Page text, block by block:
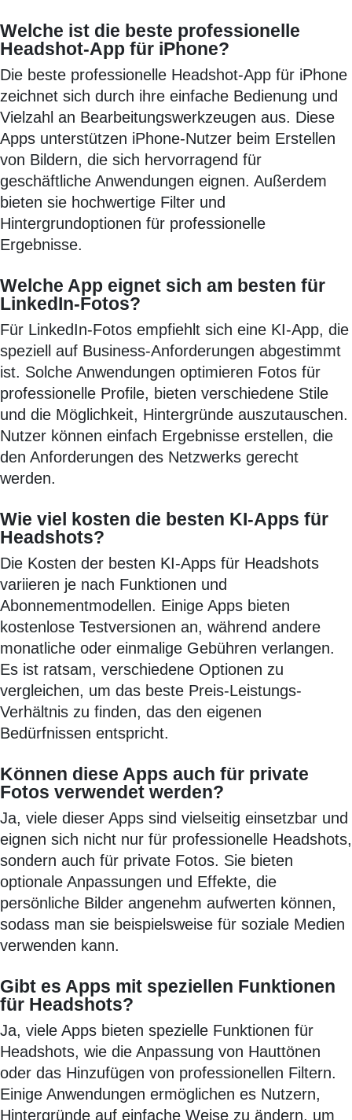
Welche ist die beste professionelle
Headshot-App für iPhone?
Die beste professionelle Headshot-App für iPhone
zeichnet sich durch ihre einfache Bedienung und
Vielzahl an Bearbeitungswerkzeugen aus. Diese
Apps unterstützen iPhone-Nutzer beim Erstellen
von Bildern, die sich hervorragend für
geschäftliche Anwendungen eignen. Außerdem
bieten sie hochwertige Filter und
Hintergrundoptionen für professionelle
Ergebnisse.
Welche App eignet sich am besten für
LinkedIn-Fotos?
Für LinkedIn-Fotos empfiehlt sich eine KI-App, die
speziell auf Business-Anforderungen abgestimmt
ist. Solche Anwendungen optimieren Fotos für
professionelle Profile, bieten verschiedene Stile
und die Möglichkeit, Hintergründe auszutauschen.
Nutzer können einfach Ergebnisse erstellen, die
den Anforderungen des Netzwerks gerecht
werden.
Wie viel kosten die besten KI-Apps für
Headshots?
Die Kosten der besten KI-Apps für Headshots
variieren je nach Funktionen und
Abonnementmodellen. Einige Apps bieten
kostenlose Testversionen an, während andere
monatliche oder einmalige Gebühren verlangen.
Es ist ratsam, verschiedene Optionen zu
vergleichen, um das beste Preis-Leistungs-
Verhältnis zu finden, das den eigenen
Bedürfnissen entspricht.
Können diese Apps auch für private
Fotos verwendet werden?
Ja, viele dieser Apps sind vielseitig einsetzbar und
eignen sich nicht nur für professionelle Headshots,
sondern auch für private Fotos. Sie bieten
optionale Anpassungen und Effekte, die
persönliche Bilder angenehm aufwerten können,
sodass man sie beispielsweise für soziale Medien
verwenden kann.
Gibt es Apps mit speziellen Funktionen
für Headshots?
Ja, viele Apps bieten spezielle Funktionen für
Headshots, wie die Anpassung von Hauttönen
oder das Hinzufügen von professionellen Filtern.
Einige Anwendungen ermöglichen es Nutzern,
Hintergründe auf einfache Weise zu ändern, um